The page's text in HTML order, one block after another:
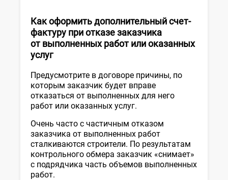
Как оформить дополнительный счет-
фактуру при отказе заказчика
от выполненных работ или оказанных
услуг
Предусмотрите в договоре причины, по
которым заказчик будет вправе
отказаться от выполненных для него
работ или оказанных услуг.
Очень часто с частичным отказом
заказчика от выполненных работ
сталкиваются строители. По результатам
контрольного обмера заказчик «снимает»
с подрядчика часть объемов выполненных
работ.